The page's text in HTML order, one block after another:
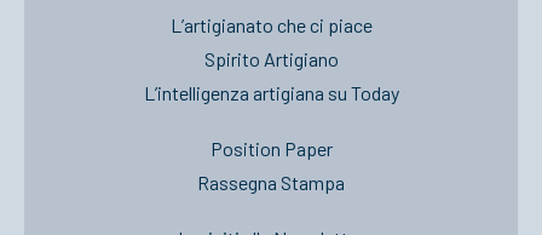
L’artigianato che ci piace
Spirito Artigiano
L’intelligenza artigiana su Today
Position Paper
Rassegna Stampa